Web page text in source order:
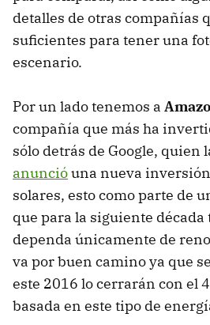
detalles de otras compañías
suficientes para tener una
escenario.
Por un lado tenemos a
compañía que más ha
sólo detrás de Google, quien
anuncióuna nueva
solares, esto como parte de
que para la siguiente década
dependa únicamente de
va por buen camino ya que
este 2016 lo cerrarán con el
basada en este tipo de